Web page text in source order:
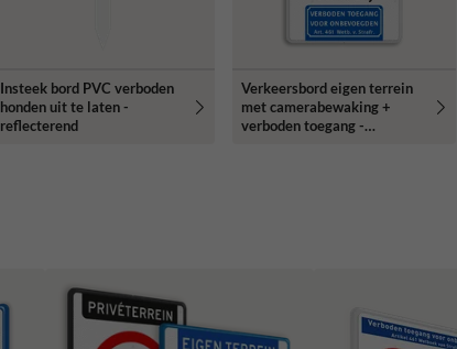
Insteek bord PVC verboden
honden uit te laten -
reflecterend
Verkeersbord eigen terrein
met camerabewaking +
verboden toegang -